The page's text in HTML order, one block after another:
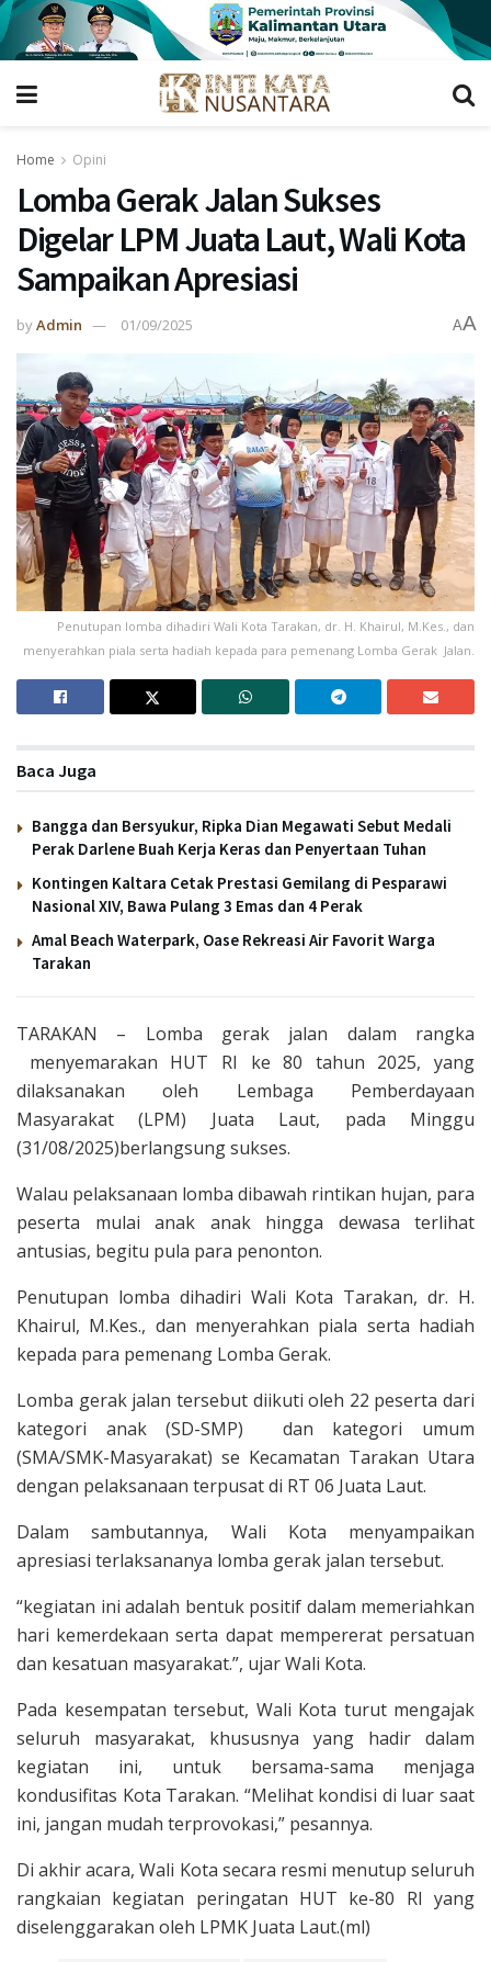
Home Opini
Lomba Gerak Jalan Sukses
Digelar LPM Juata Laut, Wali Kota
Sampaikan Apresiasi
byAdmin 01/09/2025 AA
Penutupan lomba dihadiri Wali Kota Tarakan, dr. H. Khairul, M.Kes., dan
menyerahkan piala serta hadiah kepada para pemenang Lomba Gerak Jalan.
Baca Juga
Bangga dan Bersyukur, Ripka Dian Megawati Sebut Medali
Perak Darlene Buah Kerja Keras dan Penyertaan Tuhan
Kontingen Kaltara Cetak Prestasi Gemilang di Pesparawi
Nasional XIV, Bawa Pulang 3 Emas dan 4 Perak
Amal Beach Waterpark, Oase Rekreasi Air Favorit Warga
Tarakan
TARAKAN – Lomba gerak jalan dalam rangka
menyemarakan HUT RI ke 80 tahun 2025, yang
dilaksanakan oleh Lembaga Pemberdayaan
Masyarakat (LPM) Juata Laut, pada Minggu
(31/08/2025)berlangsung sukses.
Walau pelaksanaan lomba dibawah rintikan hujan, para
peserta mulai anak anak hingga dewasa terlihat
antusias, begitu pula para penonton.
Penutupan lomba dihadiri Wali Kota Tarakan, dr. H.
Khairul, M.Kes., dan menyerahkan piala serta hadiah
kepada para pemenang Lomba Gerak.
Lomba gerak jalan tersebut diikuti oleh 22 peserta dari
kategori anak (SD-SMP) dan kategori umum
(SMA/SMK-Masyarakat) se Kecamatan Tarakan Utara
dengan pelaksanaan terpusat di RT 06 Juata Laut.
Dalam sambutannya, Wali Kota menyampaikan
apresiasi terlaksananya lomba gerak jalan tersebut.
“kegiatan ini adalah bentuk positif dalam memeriahkan
hari kemerdekaan serta dapat mempererat persatuan
dan kesatuan masyarakat.”, ujar Wali Kota.
Pada kesempatan tersebut, Wali Kota turut mengajak
seluruh masyarakat, khususnya yang hadir dalam
kegiatan ini, untuk bersama-sama menjaga
kondusifitas Kota Tarakan. “Melihat kondisi di luar saat
ini, jangan mudah terprovokasi,” pesannya.
Di akhir acara, Wali Kota secara resmi menutup seluruh
rangkaian kegiatan peringatan HUT ke-80 RI yang
diselenggarakan oleh LPMK Juata Laut.(ml)